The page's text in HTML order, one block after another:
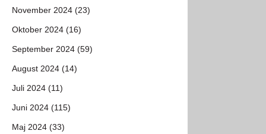
November 2024 (23)
Oktober 2024 (16)
September 2024 (59)
August 2024 (14)
Juli 2024 (11)
Juni 2024 (115)
Maj 2024 (33)